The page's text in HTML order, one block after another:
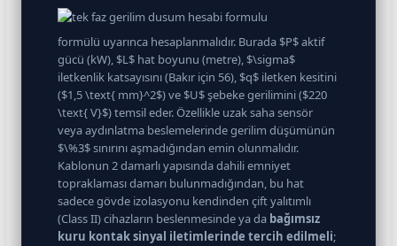
formülü uyarınca hesaplanmalıdır. Burada $P$ aktif
gücü (kW), $L$ hat boyunu (metre), $\sigma$
iletkenlik katsayısını (Bakır için 56), $q$ iletken kesitini
($1,5 \text{ mm}^2$) ve $U$ şebeke gerilimini ($220
\text{ V}$) temsil eder. Özellikle uzak saha sensör
veya aydınlatma beslemelerinde gerilim düşümünün
$\%3$ sınırını aşmadığından emin olunmalıdır.
Kablonun 2 damarlı yapısında dahili emniyet
topraklaması damarı bulunmadığından, bu hat
sadece gövde izolasyonu kendinden çift yalıtımlı
(Class II) cihazların beslenmesinde ya da bağımsız
kuru kontak sinyal iletimlerinde tercih edilmeli;